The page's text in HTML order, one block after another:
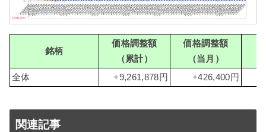
銘柄
価格調整額
（累計）
価格調整額
（当月）
全体
+9,261,878円 +426,400円
関連記事